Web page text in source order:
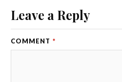
Leave a Reply
COMMENT *